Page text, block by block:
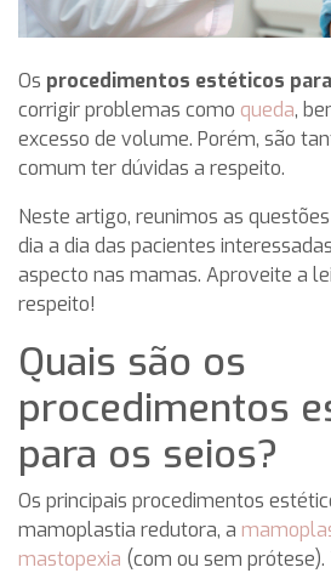
Os procedimentos estéticos
corrigir problemas como queda,
excesso de volume. Porém, são
comum ter dúvidas a respeito.
Neste artigo, reunimos as
dia a dia das pacientes
aspecto nas mamas. Aproveite a
respeito!
Quais são os
procedimentos
para os seios?
Os principais procedimentos
mamoplastia redutora, a
mastopexia (com ou sem